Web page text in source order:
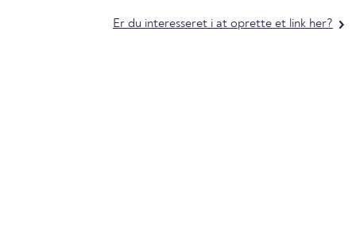
Er du interesseret i at oprette et link her?